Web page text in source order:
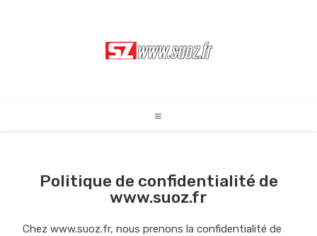
Politique de confidentialité de
www.suoz.fr
Chez www.suoz.fr, nous prenons la confidentialité de